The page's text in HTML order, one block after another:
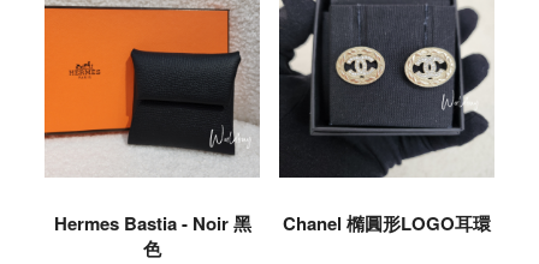
Hermes Bastia - Noir 黑
色
Chanel 橢圓形LOGO耳環